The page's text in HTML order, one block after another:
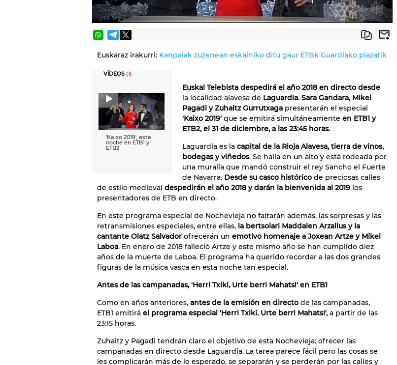
Euskaraz irakurri: Kanpaiak zuzenean eskainiko ditu gaur ETBk Guardiako plazatik
VÍDEOS (1)
'Kaixo 2019', esta
noche en ETB1 y
ETB2
Euskal Telebista despedirá el año 2018 en directo desde
la localidad alavesa de Laguardia. Sara Gandara, Mikel
Pagadi y Zuhaitz Gurrutxaga presentarán el especial
'Kaixo 2019' que se emitirá simultáneamente en ETB1 y
ETB2, el 31 de diciembre, a las 23:45 horas.
Laguardia es la capital de la Rioja Alavesa, tierra de vinos,
bodegas y viñedos. Se halla en un alto y está rodeada por
una muralla que mandó construir el rey Sancho el Fuerte
de Navarra. Desde su casco histórico de preciosas calles
de estilo medieval despedirán el año 2018 y darán la bienvenida al 2019 los
presentadores de ETB en directo.
En este programa especial de Nochevieja no faltarán además, las sorpresas y las
retransmisiones especiales, entre ellas, la bertsolari Maddalen Arzallus y la
cantante Olatz Salvador ofrecerán un emotivo homenaje a Joxean Artze y Mikel
Laboa. En enero de 2018 falleció Artze y este mismo año se han cumplido diez
años de la muerte de Laboa. El programa ha querido recordar a las dos grandes
figuras de la música vasca en esta noche tan especial.
Antes de las campanadas, 'Herri Txiki, Urte berri Mahats!' en ETB1
Como en años anteriores, antes de la emisión en directo de las campanadas,
ETB1 emitirá el programa especial 'Herri Txiki, Urte berri Mahats!', a partir de las
23:15 horas.
Zuhaitz y Pagadi tendrán claro el objetivo de esta Nochevieja: ofrecer las
campanadas en directo desde Laguardia. La tarea parece fácil pero las cosas se
les complicarán más de lo esperado, se separarán y se perderán por las calles y